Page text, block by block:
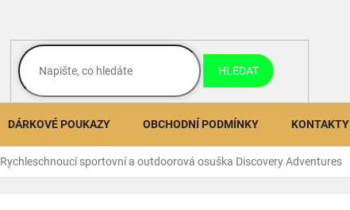
HLEDAT
DÁRKOVÉ POUKAZY OBCHODNÍ PODMÍNKY KONTAKTY
Rychleschnoucí sportovní a outdoorová osuška Discovery Adventures